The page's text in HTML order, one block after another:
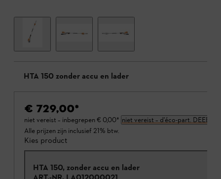
HTA 150 zonder accu en lader
€ 729,00*
niet vereist – inbegrepen€ 0,00* niet vereist – d'éco-part. DEEE
Alle prijzen zijn inclusief 21% btw.
Kies product
HTA 150, zonder accu en lader